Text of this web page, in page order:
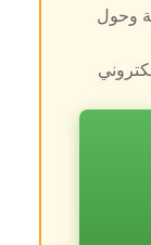
وحول